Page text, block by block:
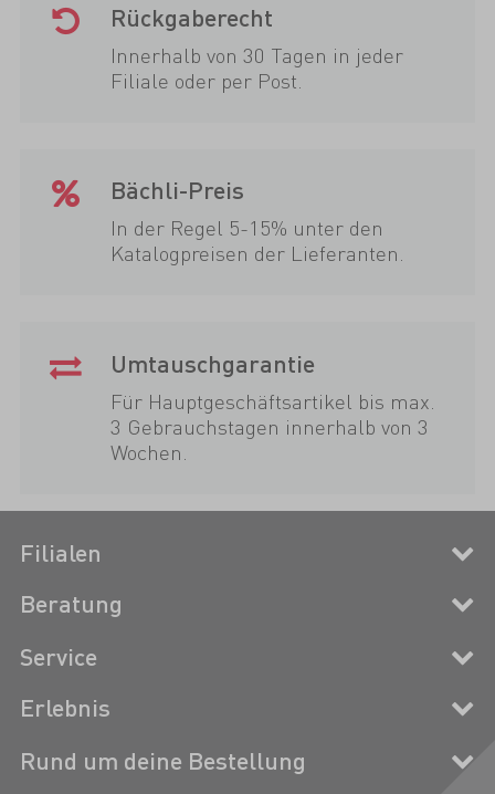
Rückgaberecht
Innerhalb von 30 Tagen in jeder
Filiale oder per Post.
Bächli-Preis
In der Regel 5-15% unter den
Katalogpreisen der Lieferanten.
Umtauschgarantie
Für Hauptgeschäftsartikel bis max.
3 Gebrauchstagen innerhalb von 3
Wochen.
Filialen
Beratung
Service
Erlebnis
Rund um deine Bestellung